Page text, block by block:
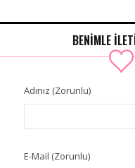
BENIMLE
Adınız (Zorunlu)
E-Mail (Zorunlu)